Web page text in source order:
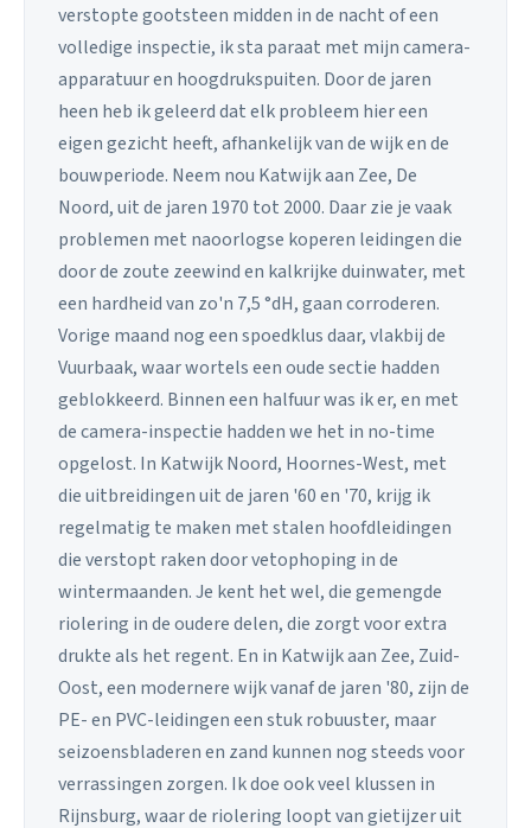
verstopte gootsteen midden in de nacht of een
volledige inspectie, ik sta paraat met mijn camera-
apparatuur en hoogdrukspuiten. Door de jaren
heen heb ik geleerd dat elk probleem hier een
eigen gezicht heeft, afhankelijk van de wijk en de
bouwperiode. Neem nou Katwijk aan Zee, De
Noord, uit de jaren 1970 tot 2000. Daar zie je vaak
problemen met naoorlogse koperen leidingen die
door de zoute zeewind en kalkrijke duinwater, met
een hardheid van zo'n 7,5 °dH, gaan corroderen.
Vorige maand nog een spoedklus daar, vlakbij de
Vuurbaak, waar wortels een oude sectie hadden
geblokkeerd. Binnen een halfuur was ik er, en met
de camera-inspectie hadden we het in no-time
opgelost. In Katwijk Noord, Hoornes-West, met
die uitbreidingen uit de jaren '60 en '70, krijg ik
regelmatig te maken met stalen hoofdleidingen
die verstopt raken door vetophoping in de
wintermaanden. Je kent het wel, die gemengde
riolering in de oudere delen, die zorgt voor extra
drukte als het regent. En in Katwijk aan Zee, Zuid-
Oost, een modernere wijk vanaf de jaren '80, zijn de
PE- en PVC-leidingen een stuk robuuster, maar
seizoensbladeren en zand kunnen nog steeds voor
verrassingen zorgen. Ik doe ook veel klussen in
Rijnsburg, waar de riolering loopt van gietijzer uit